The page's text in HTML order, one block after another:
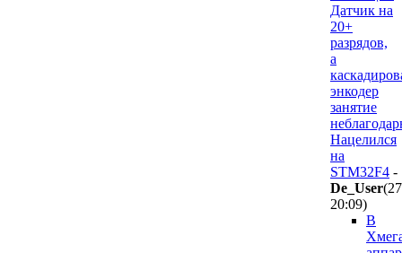
Датчик на
20+
разрядов,
а
энкодер
занятие
Нацелился
на
STM32F4 -
De_User
20:09)
В